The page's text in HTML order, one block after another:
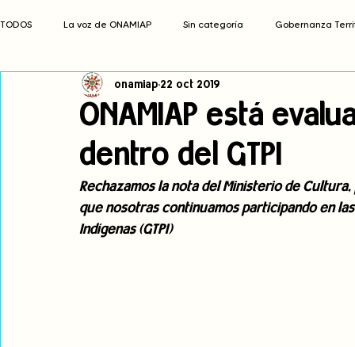
TODOS La voz de ONAMIAP Sin categoría Gobernanza
Cambio climático Navegador indígena
Pronunciamientos Observatorio de consulta previa
jóvenes indígenas Incidencias incidencia PNPI
ONAMIAP está
dentro del GTPI
onamiap 22 oct 2019
Rechazamos la nota del Ministerio de
que nosotras continuamos participando en
Indígenas (GTPI)